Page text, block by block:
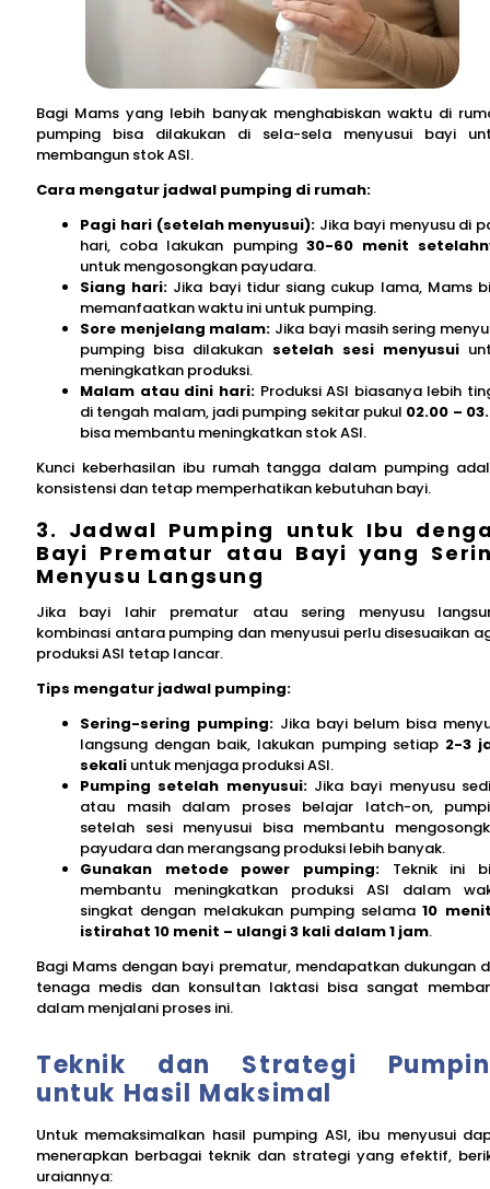
Bagi Mams yang lebih banyak menghabiskan waktu di
pumping bisa dilakukan di sela-sela menyusui bayi
membangun stok ASI.
Cara mengatur jadwal pumping di rumah:
Pagi hari (setelah menyusui): Jika bayi menyusu di
hari, coba lakukan pumping 30-60 menit
untuk mengosongkan payudara.
Siang hari: Jika bayi tidur siang cukup lama, Mams
memanfaatkan waktu ini untuk pumping.
Sore menjelang malam: Jika bayi masih sering
pumping bisa dilakukan setelah sesi menyusui
meningkatkan produksi.
Malam atau dini hari:Produksi ASI biasanya lebih
di tengah malam, jadi pumping sekitar pukul 02.00 –
bisa membantu meningkatkan stok ASI.
Kunci keberhasilan ibu rumah tangga dalam pumping
konsistensi dan tetap memperhatikan kebutuhan bayi.
3. Jadwal Pumping untuk Ibu
Bayi Prematur atau Bayi yang
Menyusu Langsung
Jika bayi lahir prematur atau sering menyusu
kombinasi antara pumping dan menyusui perlu disesuaikan
produksi ASI tetap lancar.
Tips mengatur jadwal pumping:
Sering-sering pumping:Jika bayi belum bisa
langsung dengan baik, lakukan pumping setiap 2-3
sekali untuk menjaga produksi ASI.
Pumping setelah menyusui:Jika bayi menyusu
atau masih dalam proses belajar latch-on,
setelah sesi menyusui bisa membantu
payudara dan merangsang produksi lebih banyak.
Gunakan metode power pumping: Teknik ini
membantu meningkatkan produksi ASI dalam
singkat dengan melakukan pumping selama10
istirahat 10 menit – ulangi 3 kali dalam 1 jam.
Bagi Mams dengan bayi prematur, mendapatkan dukungan
tenaga medis dan konsultan laktasi bisa sangat
dalam menjalani proses ini.
Teknik dan Strategi
untuk Hasil Maksimal
Untuk memaksimalkan hasil pumping ASI, ibu menyusui
menerapkan berbagai teknik dan strategi yang efektif,
uraiannya: